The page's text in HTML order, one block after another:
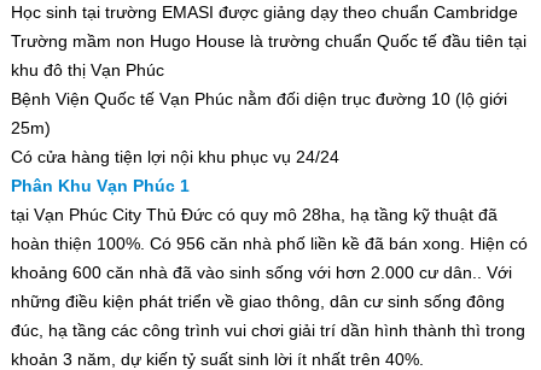
Học sinh tại trường EMASI được giảng dạy theo chuẩn Cambridge
Trường mầm non Hugo House là trường chuẩn Quốc tế đầu tiên tại
khu đô thị Vạn Phúc
Bệnh Viện Quốc tế Vạn Phúc nằm đối diện trục đường 10 (lộ giới
25m)
Có cửa hàng tiện lợi nội khu phục vụ 24/24
Phân Khu Vạn Phúc 1
tại Vạn Phúc City Thủ Đức có quy mô 28ha, hạ tầng kỹ thuật đã
hoàn thiện 100%. Có 956 căn nhà phố liền kề đã bán xong. Hiện có
khoảng 600 căn nhà đã vào sinh sống với hơn 2.000 cư dân.. Với
những điều kiện phát triển về giao thông, dân cư sinh sống đông
đúc, hạ tầng các công trình vui chơi giải trí dần hình thành thì trong
khoản 3 năm, dự kiến tỷ suất sinh lời ít nhất trên 40%.